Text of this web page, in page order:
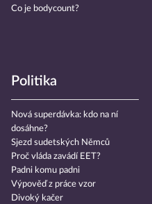
Co je bodycount?
Politika
Nová superdávka: kdo na ní
dosáhne?
Sjezd sudetských Němců
Proč vláda zavádí EET?
Padni komu padni
Výpověď z práce vzor
Divoký kačer